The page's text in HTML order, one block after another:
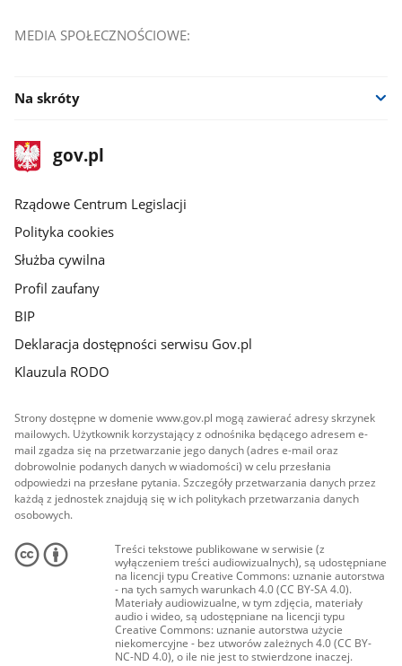
MEDIA SPOŁECZNOŚCIOWE:
Na skróty
stopka
gov.plStrona
gov.pl
Rządowe Centrum Legislacji
Polityka cookies
Służba cywilna
Profil zaufany
BIP
Deklaracja dostępności serwisu Gov.pl
Klauzula RODO
Strony dostępne w domenie www.gov.pl mogą zawierać adresy skrzynek
mailowych. Użytkownik korzystający z odnośnika będącego adresem e-
mail zgadza się na przetwarzanie jego danych (adres e-mail oraz
dobrowolnie podanych danych w wiadomości) w celu przesłania
odpowiedzi na przesłane pytania. Szczegóły przetwarzania danych przez
każdą z jednostek znajdują się w ich politykach przetwarzania danych
osobowych.
Treści tekstowe publikowane w serwisie (z
wyłączeniem treści audiowizualnych), są udostępniane
na licencji typu Creative Commons: uznanie autorstwa
- na tych samych warunkach 4.0 (CC BY-SA 4.0).
Materiały audiowizualne, w tym zdjęcia, materiały
audio i wideo, są udostępniane na licencji typu
Creative Commons: uznanie autorstwa użycie
niekomercyjne - bez utworów zależnych 4.0 (CC BY-
NC-ND 4.0), o ile nie jest to stwierdzone inaczej.